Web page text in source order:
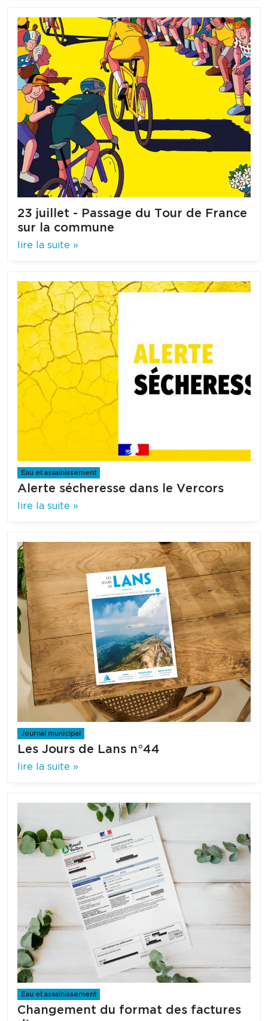
23 juillet - Passage du Tour de France
sur la commune
lire la suite »
Eau et assainissement
Alerte sécheresse dans le Vercors
lire la suite »
Journal municipal
Les Jours de Lans n°44
lire la suite »
Eau et assainissement
Changement du format des factures